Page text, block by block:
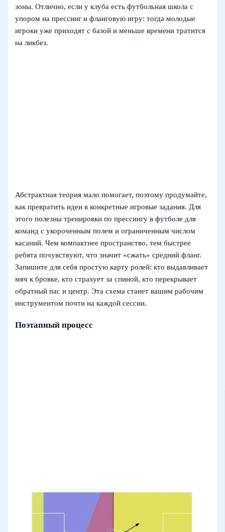
зоны. Отлично, если у клуба есть футбольная школа с
упором на прессинг и фланговую игру: тогда молодые
игроки уже приходят с базой и меньше времени тратится
на ликбез.
Абстрактная теория мало помогает, поэтому продумайте,
как превратить идеи в конкретные игровые задания. Для
этого полезны тренировки по прессингу в футболе для
команд с укороченным полем и ограниченным числом
касаний. Чем компактнее пространство, тем быстрее
ребята почувствуют, что значит «сжать» средний фланг.
Запишите для себя простую карту ролей: кто выдавливает
мяч к бровке, кто страхует за спиной, кто перекрывает
обратный пас и центр. Эта схема станет вашим рабочим
инструментом почти на каждой сессии.
Поэтапный процесс